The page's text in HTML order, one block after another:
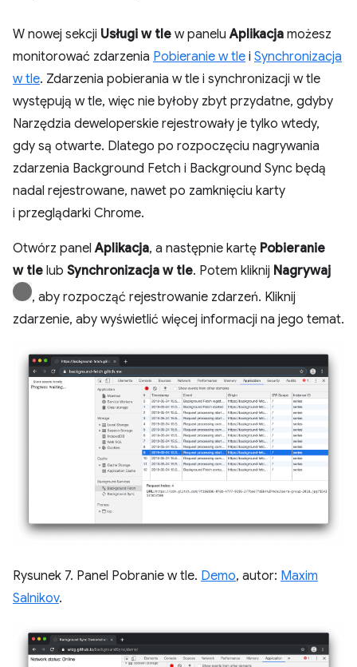
W nowej sekcji Usługi w tle w paneluAplikacja możesz
monitorować zdarzenia Pobieranie w tle i Synchronizacja
w tle. Zdarzenia pobierania w tle i synchronizacji w tle
występują w tle, więc nie byłoby zbyt przydatne, gdyby
Narzędzia deweloperskie rejestrowały je tylko wtedy,
gdy są otwarte. Dlatego po rozpoczęciu nagrywania
zdarzenia Background Fetch i Background Sync będą
nadal rejestrowane, nawet po zamknięciu karty
i przeglądarki Chrome.
Otwórz panelAplikacja, a następnie kartę Pobieranie
w tle lub Synchronizacja w tle. Potem kliknij Nagrywaj
, aby rozpocząć rejestrowanie zdarzeń. Kliknij
zdarzenie, aby wyświetlić więcej informacji na jego temat.
Rysunek 7. Panel Pobranie w tle. Demo, autor: Maxim
Salnikov.